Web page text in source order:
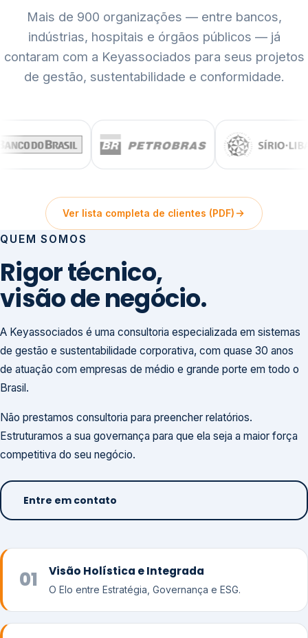
Mais de 900 organizações — entre bancos,
indústrias, hospitais e órgãos públicos — já
contaram com a Keyassociados para seus projetos
de gestão, sustentabilidade e conformidade.
Ver lista completa de clientes (PDF)
QUEM SOMOS
Rigor técnico,
visão de negócio.
A Keyassociados é uma consultoria especializada em sistemas
de gestão e sustentabilidade corporativa, com quase 30 anos
de atuação com empresas de médio e grande porte em todo o
Brasil.
Não prestamos consultoria para preencher relatórios.
Estruturamos a sua governança para que ela seja a maior força
competitiva do seu negócio.
Entre em contato
01 Visão Holística e Integrada
O Elo entre Estratégia, Governança e ESG.